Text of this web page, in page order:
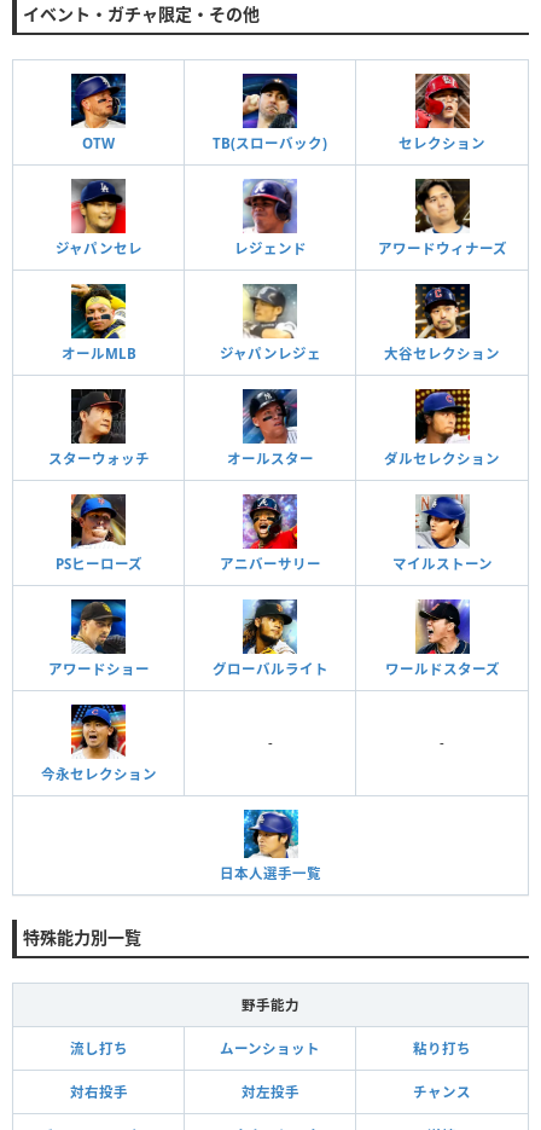
イベント・ガチャ限定・その他
OTW TB(スローバック) セレクション
ジャパンセレ レジェンド アワードウィナーズ
オールMLB ジャパンレジェ 大谷セレクション
スターウォッチ オールスター ダルセレクション
PSヒーローズ アニバーサリー マイルストーン
アワードショー グローバルライト ワールドスターズ
今永セレクション
- -
日本人選手一覧
特殊能力別一覧
野手能力
流し打ち ムーンショット 粘り打ち
対右投手 対左投手 チャンス